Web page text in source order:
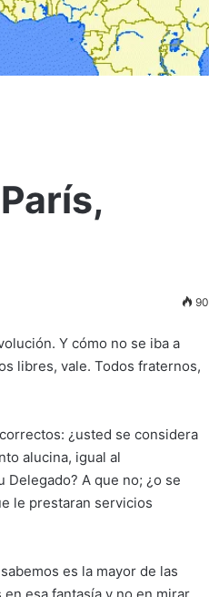
90
Y cómo no se iba a
libres, vale. Todos fraternos,
¿usted se considera
alucina, igual al
Delegado? A que no; ¿o se
le prestaran servicios
es la mayor de las